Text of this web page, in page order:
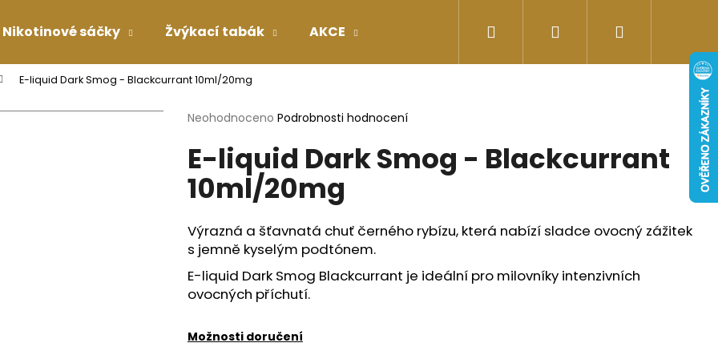
Nikotinové sáčky Žvýkací tabák AKCE Doplňky stravy Energy-kofeinové
Přihlášení
E-liquid Dark Smog - Blackcurrant 10ml/20mg
Průměrné
produktu
je
0,0
hvězdiček.
Neohodnoceno Podrobnosti hodnocení
E-liquid Dark Smog - Blackcurrant
10ml/20mg
Výrazná a šťavnatá chuť černého rybízu, která nabízí sladce ovocný zážitek
s jemně kyselým podtónem.
E-liquid Dark Smog Blackcurrant je ideální pro milovníky intenzivních
ovocných příchutí.
Možnosti doručení
Co potřebujete najít?
HLEDAT